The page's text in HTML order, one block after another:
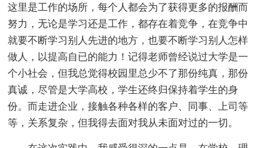
这里是工作的场所，每个人都会为了获得更多的报酬而
努力，无论是学习还是工作，都存在着竞争，在竞争中
就要不断学习别人先进的地方，也要不断学习别人怎样
做人，以提高自已的能力！记得老师曾经说过大学是一
个小社会，但我总觉得校园里总少不了那份纯真，那份
真诚，尽管是大学高校，学生还终归保持着学生的身
份。而走进企业，接触各种各样的客户、同事、上司等
等，关系复杂，但我得去面对我从未面对过的一切。